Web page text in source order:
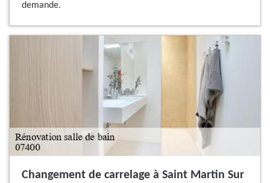
demande.
Changement de carrelage à Saint Martin Sur